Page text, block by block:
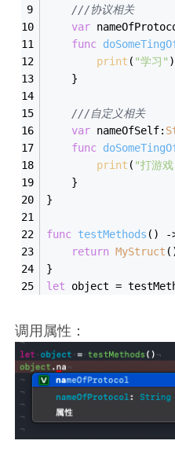
///协议相关
var
func
print ( "学习" )
    }
///自定义相关
var nameOfSelf:
func
print ( "打游
    }
}
func testMethods () -
return MyStruct
}
let object =
调用属性：